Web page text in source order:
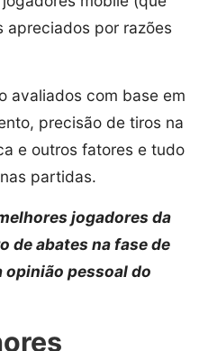
apreciados por razões
avaliados com base em
precisão de tiros na
e outros fatores e tudo
partidas.
jogadores da
de abates na fase de
opinião pessoal do